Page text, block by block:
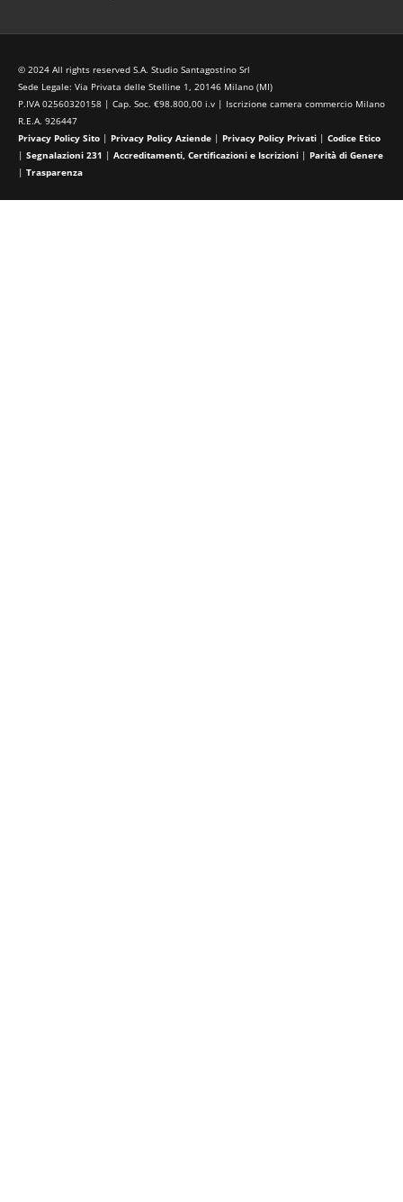
© 2024 All rights reserved S.A. Studio Santagostino Srl
Sede Legale: Via Privata delle Stelline 1, 20146 Milano (MI)
P.IVA 02560320158 | Cap. Soc. €98.800,00 i.v | Iscrizione camera commercio Milano
R.E.A. 926447
Privacy Policy Sito | Privacy Policy Aziende | Privacy Policy Privati | Codice Etico
| Segnalazioni 231 | Accreditamenti, Certificazioni e Iscrizioni | Parità di Genere
| Trasparenza